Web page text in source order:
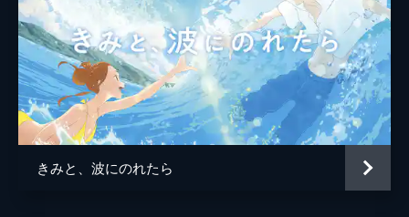
きみと、波にのれたら